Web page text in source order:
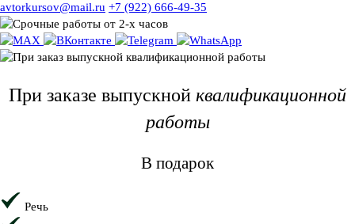
avtorkursov@mail.ru +7 (922) 666-49-35
При заказе выпускной квалификационной
работы
В подарок
Речь